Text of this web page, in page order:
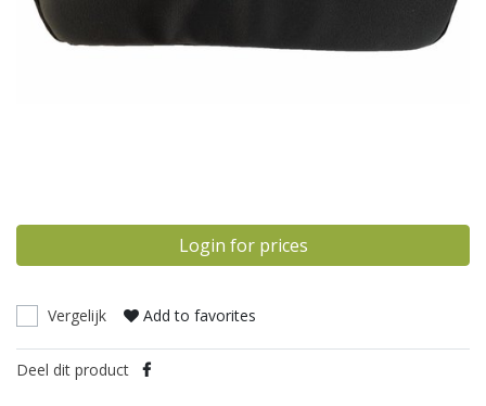
Login for prices
Vergelijk Add to favorites
Deel dit product